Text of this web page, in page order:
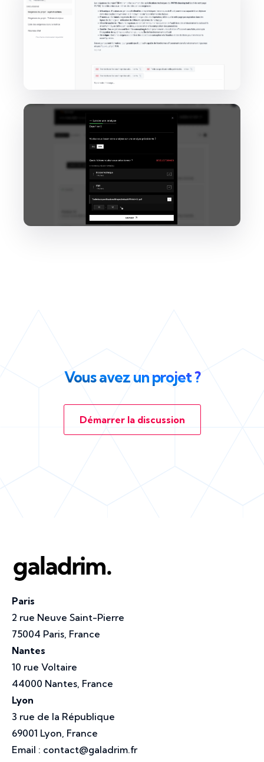
Vous avez un projet ?
Démarrer la discussion
Paris
2 rue Neuve Saint-Pierre
75004 Paris, France
Nantes
10 rue Voltaire
44000 Nantes, France
Lyon
3 rue de la République
69001 Lyon, France
Email : contact@galadrim.fr